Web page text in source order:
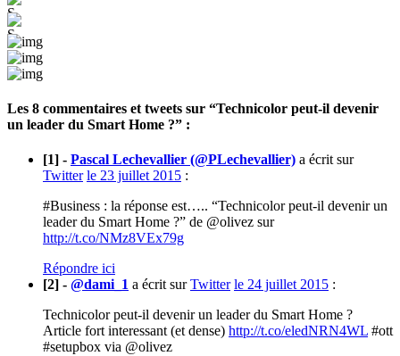
Les 8 commentaires et tweets sur “Technicolor peut-il devenir
un leader du Smart Home ?” :
[1] - Pascal Lechevallier (@PLechevallier) a écrit sur
Twitter le 23 juillet 2015 :
#Business : la réponse est….. “Technicolor peut-il devenir un
leader du Smart Home ?” de @olivez sur
http://t.co/NMz8VEx79g
Répondre ici
[2] - @dami_1 a écrit surTwitter le 24 juillet 2015 :
Technicolor peut-il devenir un leader du Smart Home ?
Article fort interessant (et dense) http://t.co/eledNRN4WL #ott
#setupbox via @olivez